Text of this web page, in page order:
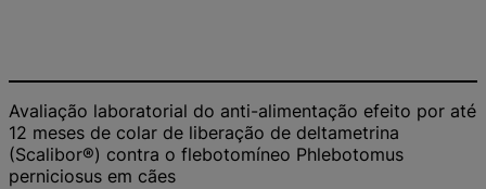
Avaliação laboratorial do anti-alimentação efeito por até
12 meses de colar de liberação de deltametrina
(Scalibor®) contra o flebotomíneo Phlebotomus
perniciosus em cães